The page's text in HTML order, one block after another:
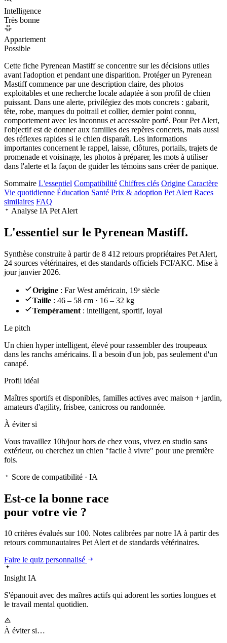
Intelligence
Très bonne
Appartement
Possible
Cette fiche Pyrenean Mastiff se concentre sur les décisions utiles
avant l'adoption et pendant une disparition. Protéger un Pyrenean
Mastiff commence par une description claire, des photos
exploitables et une recherche locale adaptée à son profil de chien
puissant. Dans une alerte, privilégiez des mots concrets : gabarit,
tête, robe, marques du poitrail et collier, dernier point connu,
comportement avec les inconnus et accessoire porté. Pour Pet Alert,
l'objectif est de donner aux familles des repères concrets, mais aussi
des réflexes rapides si le chien disparaît. Les informations
importantes concernent le rappel, laisse, clôtures, portails, trajets de
promenade et voisinage, les photos à préparer, les mots à utiliser
dans l'alerte et la façon de guider les témoins sans créer de panique.
Sommaire L'essentiel Compatibilité Chiffres clés Origine Caractère
Vie quotidienne Éducation Santé Prix & adoption Pet Alert Races
similaires FAQ
Analyse IA Pet Alert
L'essentiel sur le Pyrenean Mastiff.
Synthèse construite à partir de 8 412 retours propriétaires Pet Alert,
24 sources vétérinaires, et des standards officiels FCI/AKC. Mise à
jour janvier 2026.
Origine : Far West américain, 19ᵉ siècle
Taille : 46 – 58 cm · 16 – 32 kg
Tempérament : intelligent, sportif, loyal
Le pitch
Un chien hyper intelligent, élevé pour rassembler des troupeaux
dans les ranchs américains. Il a besoin d'un job, pas seulement d'un
canapé.
Profil idéal
Maîtres sportifs et disponibles, familles actives avec maison + jardin,
amateurs d'agility, frisbee, canicross ou randonnée.
À éviter si
Vous travaillez 10h/jour hors de chez vous, vivez en studio sans
extérieur, ou cherchez un chien "facile à vivre" pour une première
fois.
Score de compatibilité · IA
Est-ce la bonne race
pour votre vie ?
10 critères évalués sur 100. Notes calibrées par notre IA à partir des
retours communautaires Pet Alert et de standards vétérinaires.
Faire le quiz personnalisé
Insight IA
S'épanouitavec des maîtres actifs qui adorent les sorties longues et
le travail mental quotidien.
À éviter si…